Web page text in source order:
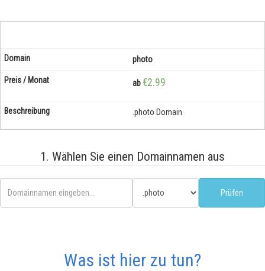
photo
ab€2.99
.photo Domain
1. Wählen Sie einen Domainnamen aus
Was ist hier zu tun?